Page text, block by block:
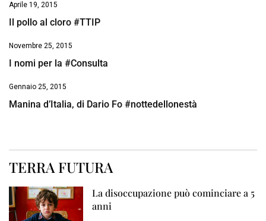
Aprile 19, 2015
Il pollo al cloro #TTIP
Novembre 25, 2015
I nomi per la #Consulta
Gennaio 25, 2015
Manina d’Italia, di Dario Fo #nottedellonestà
TERRA FUTURA
La disoccupazione può cominciare a 5
anni